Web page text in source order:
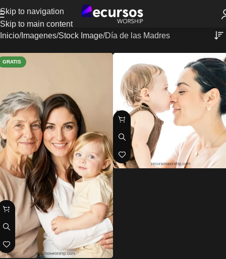
Skip to navigation
Skip to main content
Inicio Imagenes Stock Image Día de las Madres
GRATIS